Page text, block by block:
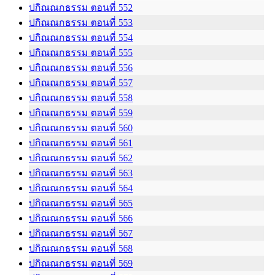
ปกิณณกธรรม ตอนที่ 552
ปกิณณกธรรม ตอนที่ 553
ปกิณณกธรรม ตอนที่ 554
ปกิณณกธรรม ตอนที่ 555
ปกิณณกธรรม ตอนที่ 556
ปกิณณกธรรม ตอนที่ 557
ปกิณณกธรรม ตอนที่ 558
ปกิณณกธรรม ตอนที่ 559
ปกิณณกธรรม ตอนที่ 560
ปกิณณกธรรม ตอนที่ 561
ปกิณณกธรรม ตอนที่ 562
ปกิณณกธรรม ตอนที่ 563
ปกิณณกธรรม ตอนที่ 564
ปกิณณกธรรม ตอนที่ 565
ปกิณณกธรรม ตอนที่ 566
ปกิณณกธรรม ตอนที่ 567
ปกิณณกธรรม ตอนที่ 568
ปกิณณกธรรม ตอนที่ 569